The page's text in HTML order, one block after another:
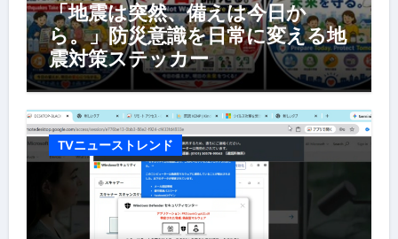
「地震は突然、備えは今日か
ら。」防災意識を日常に変える地
震対策ステッカー
TVニューストレンド